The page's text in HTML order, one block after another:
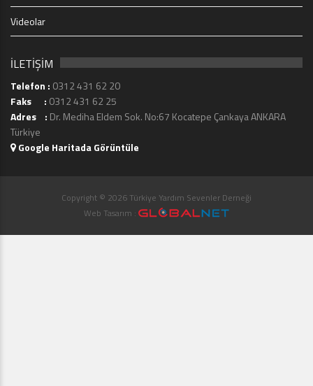
Videolar
İLETİŞİM
Telefon : 0312 431 62 20
Faks : 0312 431 62 25
Adres : Dr. Mediha Eldem Sok. No:67 Kocatepe Çankaya ANKARA
Türkiye
Google Haritada Görüntüle
Copyright © 2026 Türkiye Yardım Sevenler Derneği
Web Tasarım :